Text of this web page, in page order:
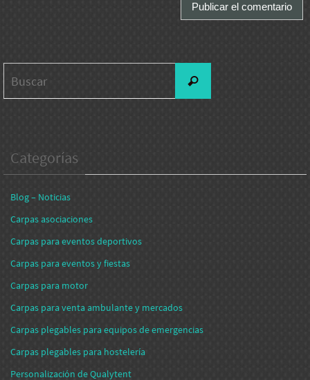
Buscar
Categorías
Blog – Noticias
Carpas asociaciones
Carpas para eventos deportivos
Carpas para eventos y fiestas
Carpas para motor
Carpas para venta ambulante y mercados
Carpas plegables para equipos de emergencias
Carpas plegables para hostelería
Personalización de Qualytent